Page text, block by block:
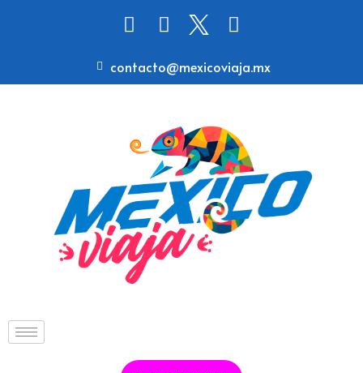
contacto@mexicoviaja.mx